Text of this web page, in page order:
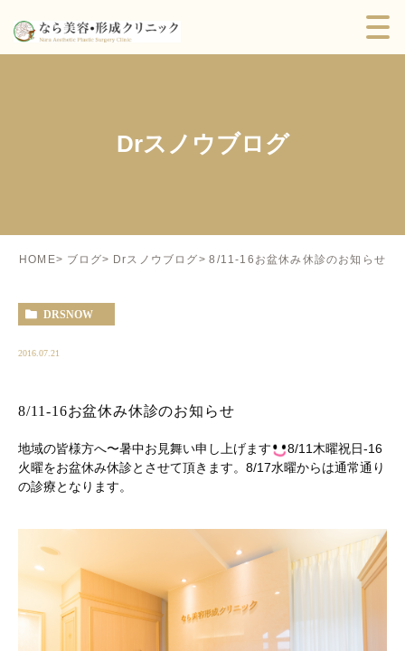
Drスノウブログ
HOME ブログ Drスノウブログ 8/11-16お盆休み休診のお知らせ
DRSNOW
2016.07.21
8/11-16お盆休み休診のお知らせ
地域の皆様方へ〜暑中お見舞い申し上げます
8/11木曜祝日-16
火曜をお盆休み休診とさせて頂きます。8/17水曜からは通常通り
の診療となります。